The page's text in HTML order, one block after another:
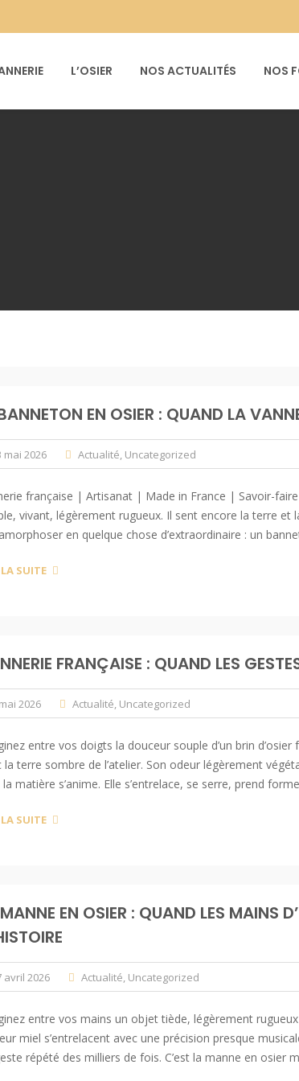
L’OSIER NOS ACTUALITÉS NOS
EN OSIER : QUAND LA
mai 2026 Actualité, Uncategorized
française | Artisanat | Made in France | Savoir-
vivant, légèrement rugueux. Il sent encore la terre et
en quelque chose d’extraordinaire : un
LA SUITE
FRANÇAISE : QUAND LES
2026 Actualité, Uncategorized
entre vos doigts la douceur souple d’un brin
la terre sombre de l’atelier. Son odeur légèrement
matière s’anime. Elle s’entrelace, se serre, prend
LA SUITE
EN OSIER : QUAND LES MAINS
avril 2026 Actualité, Uncategorized
entre vos mains un objet tiède, légèrement
miel s’entrelacent avec une précision presque
répété des milliers de fois. C’est la manne en osier